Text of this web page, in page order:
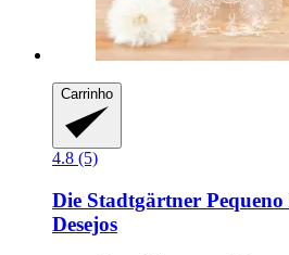
Carrinho
4.8 (5)
Die Stadtgärtner
Desejos